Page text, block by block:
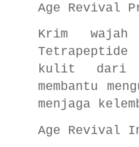
Age Revival
Krim
kulit dari
membantu
menjaga
Age Revival